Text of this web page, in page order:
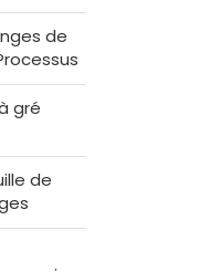
de
gré
de